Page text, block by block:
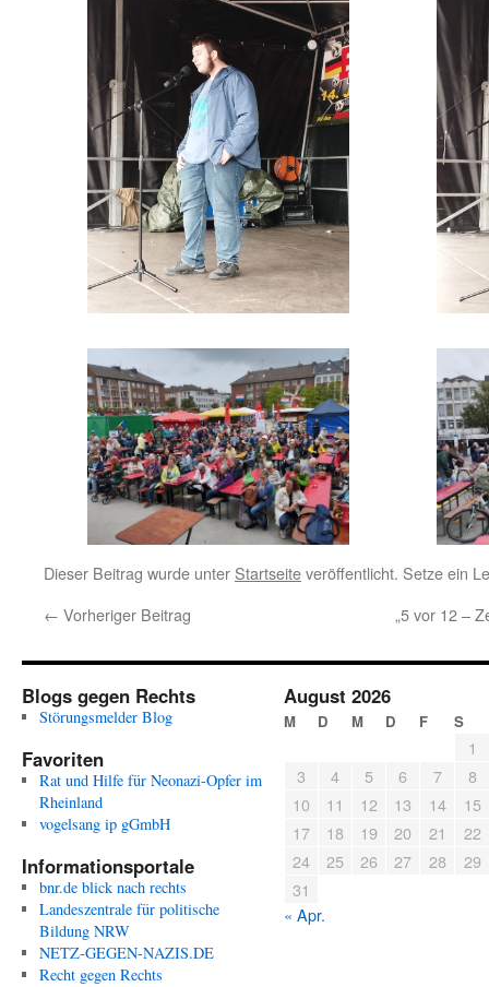
Dieser Beitrag wurde unter Startseiteveröffentlicht. Setze ein
← Vorheriger Beitrag „5 vor 12 –
Blogs gegen Rechts
Störungsmelder Blog
Favoriten
Rat und Hilfe für Neonazi-Opfer im
Rheinland
vogelsang ip gGmbH
Informationsportale
bnr.de blick nach rechts
Landeszentrale für politische
Bildung NRW
NETZ-GEGEN-NAZIS.DE
Recht gegen Rechts
August 2026
M D M D F S
1
3
4 5 6 7
8
10
11 12 13 14
15
17
18 19 20 21
22
24
25 26 27 28
29
31
« Apr.